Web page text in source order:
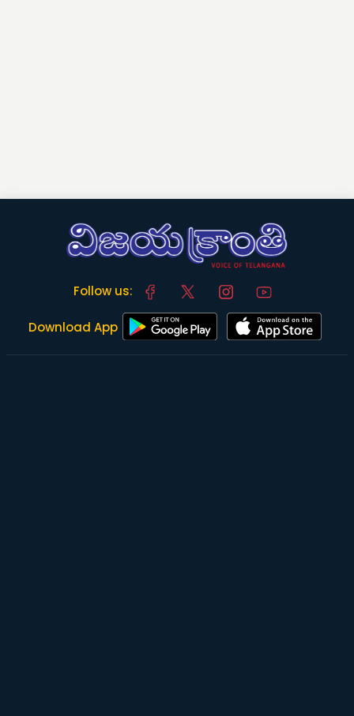
Follow us:
Download App